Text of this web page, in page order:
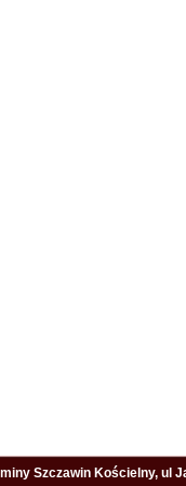
Szczawin Kościelny, ul